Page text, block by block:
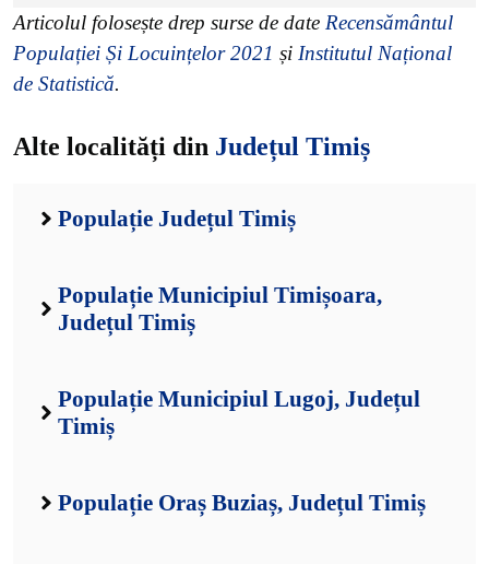
Articolul folosește drep surse de date Recensământul
Populației Și Locuințelor 2021 și Institutul Național
de Statistică.
Alte localități din Județul Timiș
Populație Județul Timiș
Populație Municipiul Timișoara,
Județul Timiș
Populație Municipiul Lugoj, Județul
Timiș
Populație Oraș Buziaș, Județul Timiș